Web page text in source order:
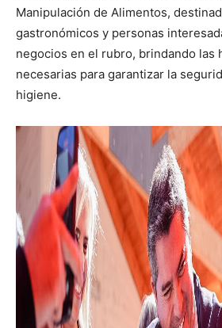
Manipulación de Alimentos,
gastronómicos y personas
negocios en el rubro, brindando las
necesarias para garantizar la
higiene.